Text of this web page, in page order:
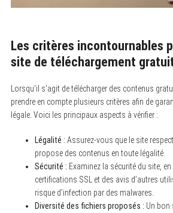
Les critères incontournables
site de téléchargement
Lorsqu’il s’agit de télécharger des contenus
prendre en compte plusieurs critères afin de
légale. Voici les principaux aspects à vérifier :
Légalité : Assurez-vous que le site
propose des contenus en toute légalité.
Sécurité : Examinez la sécurité du site,
certifications SSL et des avis d’autres
risque d’infection par des malwares.
Diversité des fichiers proposés : Un bon